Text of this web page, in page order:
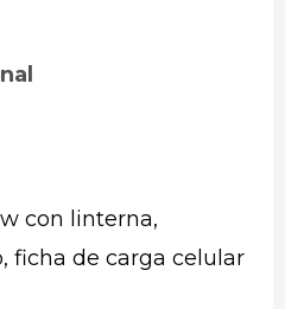
con linterna,
ficha de carga celular